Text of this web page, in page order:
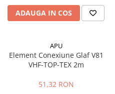
Fixări
Scule
Tencuieli Clasice și Șape
Placări Suprafețe
ADAUGA IN COS
APU
Element Conexiune Glaf V81
VHF-TOP-TEX 2m
51,32 RON